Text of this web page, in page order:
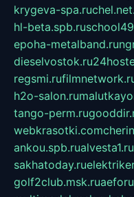
krygeva-spa.ru
hl-beta.spb.ru
epoha-metalband.ru
dieselvostok.ru
regsmi.ru
h2o-salon.ru
tango-perm.ru
webkrasotki.com
ankou.spb.rualvesta1.ru
sakhatoday.ru
golf2club.msk.ru